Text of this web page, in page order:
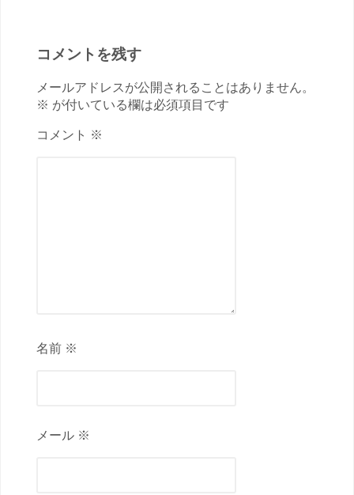
コメントを残す
メールアドレスが公開されることはありません。
※ が付いている欄は必須項目です
コメント ※
名前 ※
メール ※